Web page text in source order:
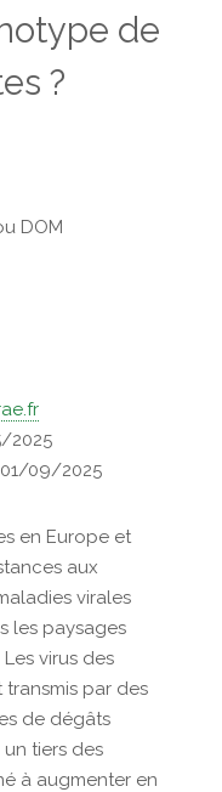
de
?
DOM
2025
01/09/2025
en Europe et
aux
virales
les paysages
virus des
par des
de dégâts
tiers des
à augmenter en